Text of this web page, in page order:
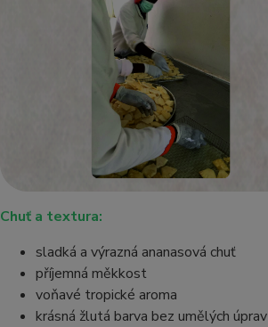
Chuť a textura:
sladká a výrazná ananasová chuť
příjemná měkkost
voňavé tropické aroma
krásná žlutá barva bez umělých úprav